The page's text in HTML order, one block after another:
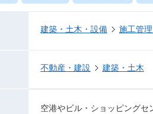
建築・土木・設備 施工管
不動産・建設 建築・土木
空港やビル・ショッピングセ